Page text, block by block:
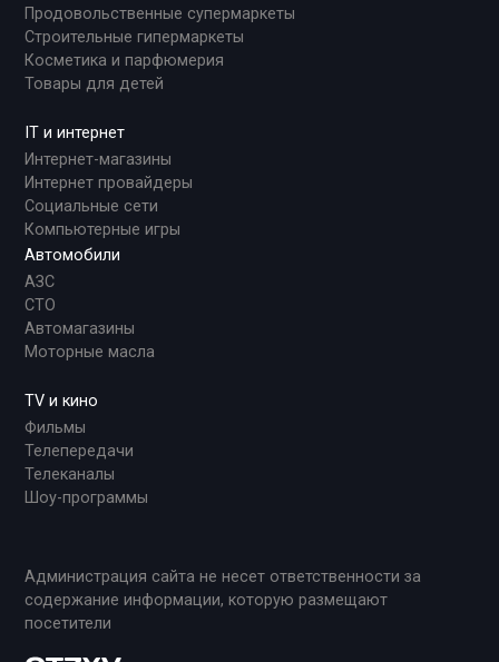
Продовольственные супермаркеты
Строительные гипермаркеты
Косметика и парфюмерия
Товары для детей
IT и интернет
Интернет-магазины
Интернет провайдеры
Социальные сети
Компьютерные игры
Автомобили
АЗС
СТО
Автомагазины
Моторные масла
TV и кино
Фильмы
Телепередачи
Телеканалы
Шоу-программы
Администрация сайта не несет ответственности за
содержание информации, которую размещают
посетители